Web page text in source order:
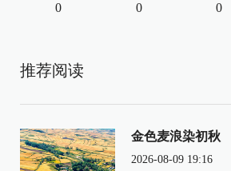
0 0 0
推荐阅读
金色麦浪染初秋
2026-08-09 19:16